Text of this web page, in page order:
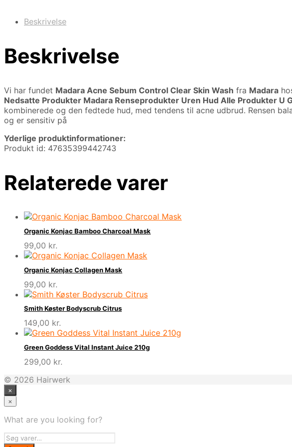
Beskrivelse
Beskrivelse
Vi har fundet Madara Acne Sebum Control Clear Skin Wash fra Madara
Nedsatte Produkter Madara Renseprodukter Uren Hud Alle Produkter U
kombinerede og den fedtede hud, med tendens til acne udbrud. Rensen
og er sensitiv på
Yderlige produktinformationer:
Produkt id: 47635399442743
Relaterede varer
Organic Konjac Bamboo Charcoal Mask
99,00 kr.
Organic Konjac Collagen Mask
99,00 kr.
Smith Køster Bodyscrub Citrus
149,00 kr.
Green Goddess Vital Instant Juice 210g
299,00 kr.
© 2026 Hairwerk
×
×
What are you looking for?